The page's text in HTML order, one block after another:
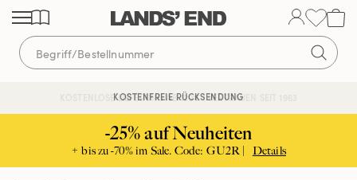
Direkt
zum
Inhalt
Direkt
zur
Navigation
Direkt
zur
Suche
KOSTENLOSE LIEFERUNG AB 120€ | VERTRAUEN SEIT 1963
KOSTENFREIE RÜCKSENDUNG
-25% auf Neuheiten
+ bis zu -70% im Sale. Code: GU2R | Details